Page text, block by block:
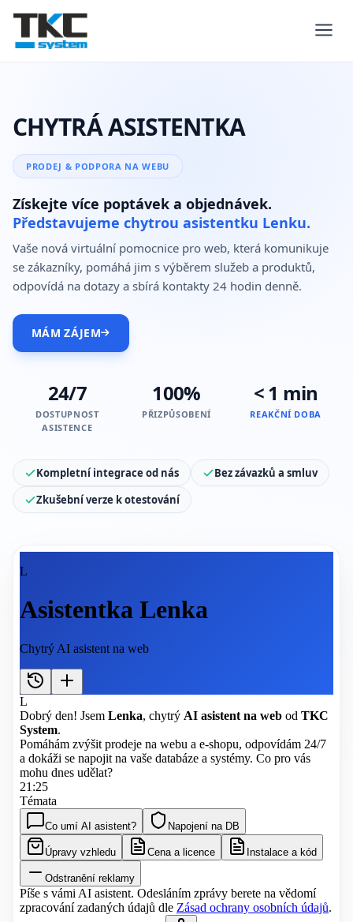
CHYTRÁ ASISTENTKA
PRODEJ & PODPORA NA WEBU
Získejte více poptávek a objednávek.
Představujeme chytrou asistentku Lenku.
Vaše nová virtuální pomocnice pro web, která komunikuje
se zákazníky, pomáhá jim s výběrem služeb a produktů,
odpovídá na dotazy a sbírá kontakty 24 hodin denně.
MÁM ZÁJEM
24/7
DOSTUPNOST
ASISTENCE
100%
PŘIZPŮSOBENÍ
< 1 min
REAKČNÍ DOBA
Kompletní integrace od nás
Bez závazků a smluv
Zkušební verze k otestování